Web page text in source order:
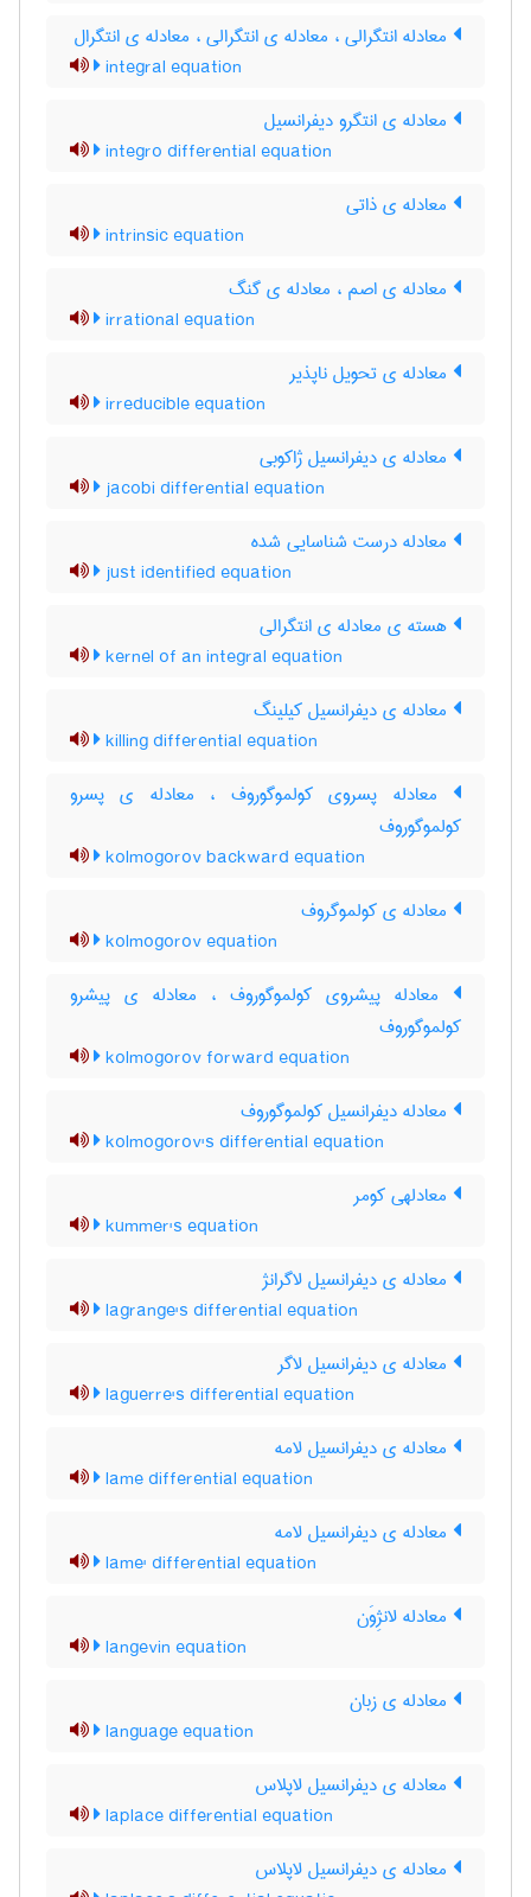
معادله انتگرالی ، معادله ی انتگرالی ، معادله ی انتگرال
integral equation
معادله ی انتگرو دیفرانسیل
integro differential equation
معادله ی ذاتی
intrinsic equation
معادله ی اصم ، معادله ی گنگ
irrational equation
معادله ی تحویل ناپذیر
irreducible equation
معادله ی دیفرانسیل ژاکوبی
jacobi differential equation
معادله درست شناسایی شده
just identified equation
هسته ی معادله ی انتگرالی
kernel of an integral equation
معادله ی دیفرانسیل کیلینگ
killing differential equation
معادله پسروی کولموگوروف ، معادله ی پسرو
کولموگوروف
kolmogorov backward equation
معادله ی کولموگروف
kolmogorov equation
معادله پیشروی کولموگوروف ، معادله ی پیشرو
کولموگوروف
kolmogorov forward equation
معادله دیفرانسیل کولموگوروف
kolmogorov's differential equation
معادلهی کومر
kummer's equation
معادله ی دیفرانسیل لاگرانژ
lagrange's differential equation
معادله ی دیفرانسیل لاگر
laguerre's differential equation
معادله ی دیفرانسیل لامه
lame differential equation
معادله ی دیفرانسیل لامه
lame' differential equation
معادله لانژِوَن
langevin equation
معادله ی زبان
language equation
معادله ی دیفرانسیل لاپلاس
laplace differential equation
معادله ی دیفرانسیل لاپلاس